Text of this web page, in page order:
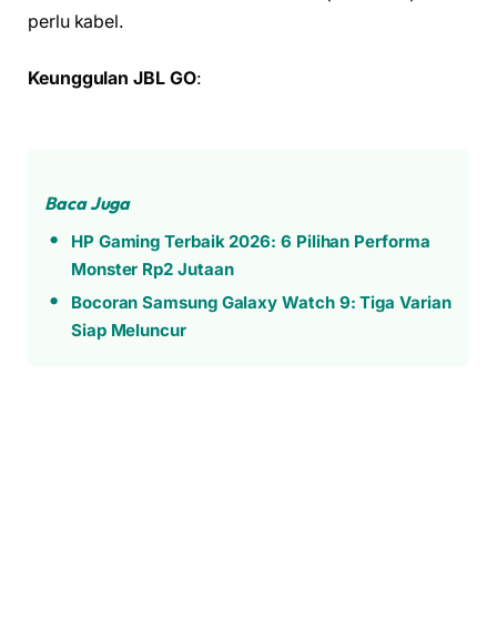
perlu kabel.
Keunggulan JBL GO:
Baca Juga
HP Gaming Terbaik 2026: 6 Pilihan Performa
Monster Rp2 Jutaan
Bocoran Samsung Galaxy Watch 9: Tiga Varian
Siap Meluncur